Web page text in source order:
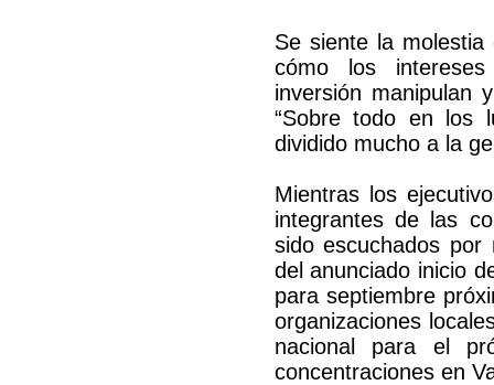
Se siente la
cómo los
inversión manipulan
“Sobre todo en los
dividido mucho a la
Mientras los
integrantes de las
sido escuchados
del anunciado inicio
para septiembre
organizaciones
nacional para el
concentraciones en